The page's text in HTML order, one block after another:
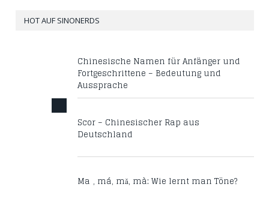
HOT AUF SINONERDS
Chinesische Namen für Anfänger und
Fortgeschrittene – Bedeutung und
Aussprache
Scor – Chinesischer Rap aus
Deutschland
Mā, má, mǎ, mà: Wie lernt man Töne?